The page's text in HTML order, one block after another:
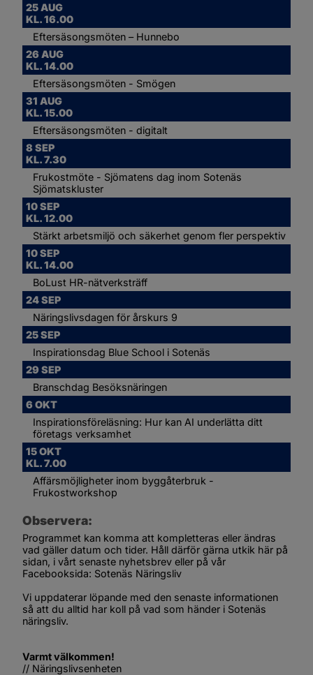
25 AUG
KL. 16.00
Eftersäsongsmöten – Hunnebo
26 AUG
KL. 14.00
Eftersäsongsmöten - Smögen
31 AUG
KL. 15.00
Eftersäsongsmöten - digitalt
8 SEP
KL. 7.30
Frukostmöte - Sjömatens dag inom Sotenäs
Sjömatskluster
10 SEP
KL. 12.00
Stärkt arbetsmiljö och säkerhet genom fler perspektiv
10 SEP
KL. 14.00
BoLust HR-nätverksträff
24 SEP
Näringslivsdagen för årskurs 9
25 SEP
Inspirationsdag Blue School i Sotenäs
29 SEP
Branschdag Besöksnäringen
6 OKT
Inspirationsföreläsning: Hur kan AI underlätta ditt
företags verksamhet
15 OKT
KL. 7.00
Affärsmöjligheter inom byggåterbruk -
Frukostworkshop
Observera:
Programmet kan komma att kompletteras eller ändras
vad gäller datum och tider. Håll därför gärna utkik här på
sidan, i vårt senaste nyhetsbrev eller på vår
Facebooksida: Sotenäs Näringsliv
Vi uppdaterar löpande med den senaste informationen
så att du alltid har koll på vad som händer i Sotenäs
näringsliv.
Varmt välkommen!
// Näringslivsenheten